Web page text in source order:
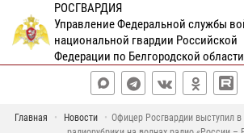
РОСГВАРДИЯ
Управление Федеральной службы
национальной гвардии Российской
Федерации по Белгородской области
Главная Новости
Офицер Росгвардии выступил